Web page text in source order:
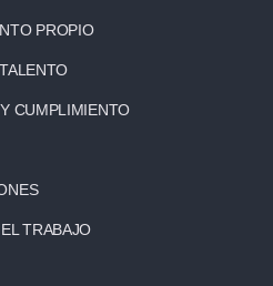
PROPIO
CUMPLIMIENTO
TRABAJO